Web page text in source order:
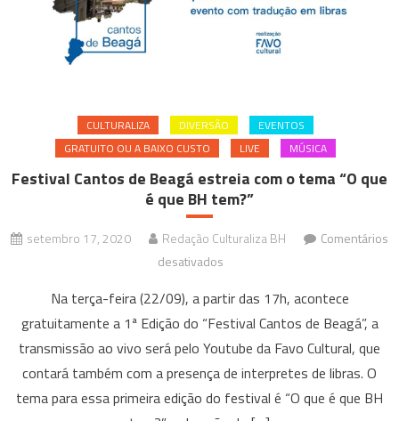
CULTURALIZA DIVERSÃO
EVENTOS
GRATUITO OU A BAIXO CUSTO
LIVE MÚSICA
Festival Cantos de Beagá estreia com o tema “O que
é que BH tem?”
setembro 17, 2020 Redação Culturaliza BH
Comentários
desativados
Cantos
de
Beagá
estreia
com
Na terça-feira (22/09), a partir das 17h, acontece
gratuitamente a 1ª Edição do “Festival Cantos de Beagá”, a
transmissão ao vivo será pelo Youtube da Favo Cultural, que
contará também com a presença de interpretes de libras. O
tema para essa primeira edição do festival é “O que é que BH